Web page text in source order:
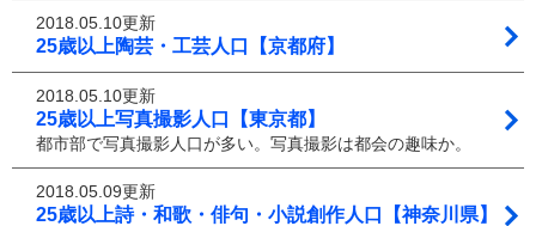
2018.05.10更新
25歳以上陶芸・工芸人口【京都府】
2018.05.10更新
25歳以上写真撮影人口【東京都】
都市部で写真撮影人口が多い。写真撮影は都会の趣味か。
2018.05.09更新
25歳以上詩・和歌・俳句・小説創作人口【神奈川県】